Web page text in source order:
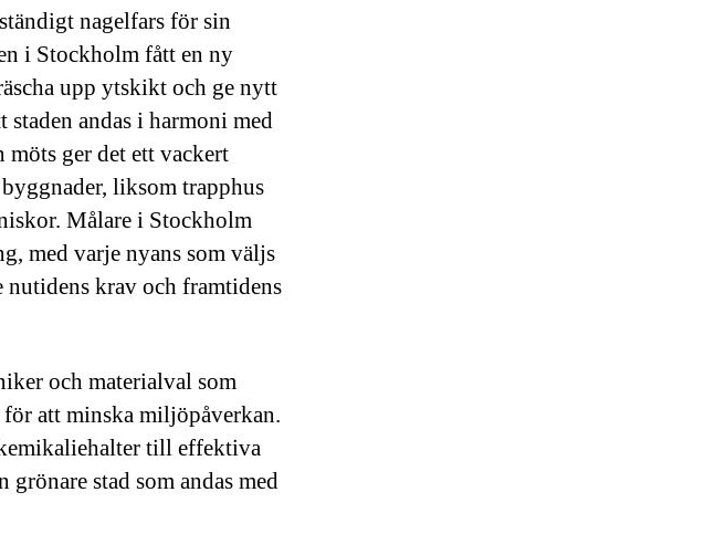
nagelfars för sin
i Stockholm fått en ny
upp ytskikt och ge nytt
andas i harmoni med
ger det ett vackert
liksom trapphus
Målare i Stockholm
med varje nyans som väljs
nutidens krav och framtidens
och materialval som
att minska miljöpåverkan.
till effektiva
stad som andas med